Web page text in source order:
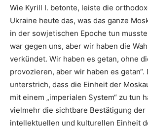
Wie Kyrill I. betonte, leiste die
Ukraine heute das, was das ganze
in der sowjetischen Epoche tun
war gegen uns, aber wir haben die
verkündet. Wir haben es getan, ohne
provozieren, aber wir haben es getan“.
unterstrich, dass die Einheit der
mit einem „imperialen System“ zu tun
vielmehr die sichtbare Bestätigung
intellektuellen und kulturellen Einheit